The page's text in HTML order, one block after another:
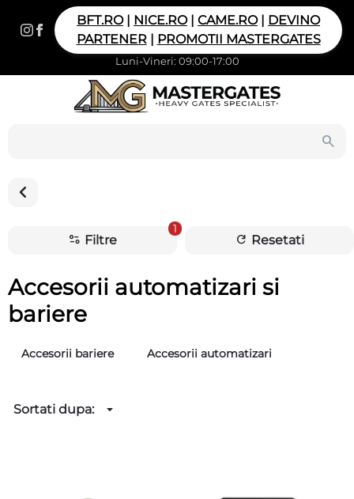
BFT.RO| NICE.RO| CAME.RO| DEVINO
PARTENER| PROMOTII MASTERGATES
Luni-Vineri: 09:00-17:00
1
Filtre Resetati
Accesorii automatizari si
bariere
Accesorii bariere Accesorii automatizari
Sortati dupa: